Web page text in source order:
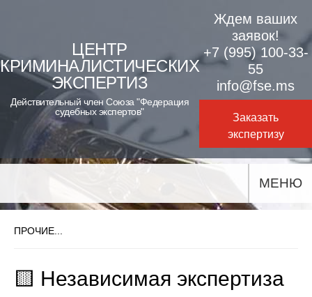
content
ЦЕНТР
КРИМИНАЛИСТИЧЕСКИХ
ЭКСПЕРТИЗ
Действительный член Союза "Федерация
судебных экспертов"
Ждем ваших
заявок!
+7 (995) 100-33-
55
info@fse.ms
Заказать
экспертизу
МЕНЮ
ПРОЧИЕ...
🟨 Независимая экспертиза